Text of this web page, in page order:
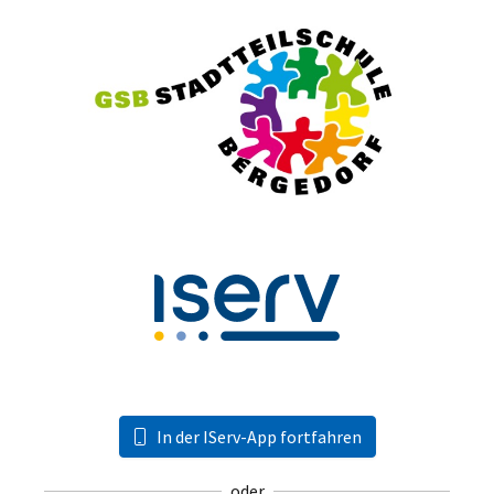
In der IServ-App fortfahren